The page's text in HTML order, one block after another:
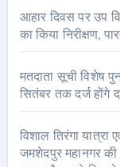
आहार दिवस पर उप
का किया निरीक्षण,
मतदाता सूची विशेष
सितंबर तक दर्ज होंगे
विशाल तिरंगा यात्रा
जमशेदपुर महानगर